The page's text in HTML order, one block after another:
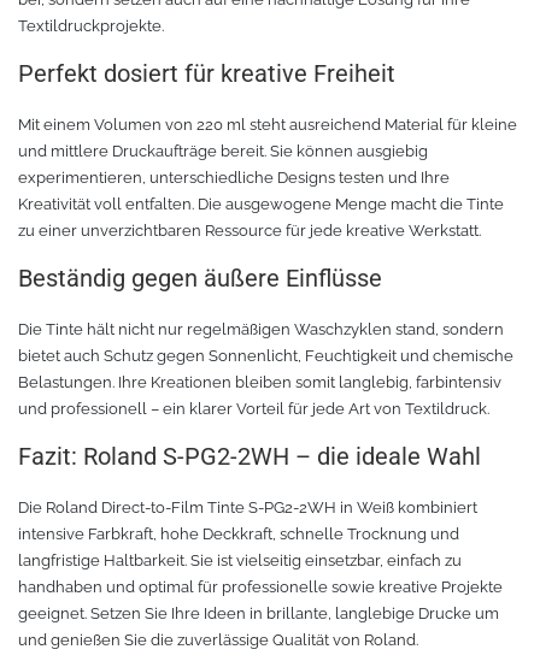
Sonnenschutzfolie für Gebäude
Solar Silber
Sunlight
Palisade
Farbkarte
Sublimationsmedien
Filament für 3D-Druck
PLA
PETG
ABS
Silikonmatten zum backen
Zubehör Schneideplotter
Verschiedene
Zubehör für Brother-Schneideplotter
Tinte
Sublimationsfarbe
Solvent Tinte
Direct to Film Tinte
Direct-to-Film Folie und Kleber
3D Drucker Zubehör
Textildruckprojekte.
Perfekt dosiert für kreative Freiheit
Mit einem Volumen von 220 ml steht ausreichend Material für kleine
und mittlere Druckaufträge bereit. Sie können ausgiebig
experimentieren, unterschiedliche Designs testen und Ihre
Kreativität voll entfalten. Die ausgewogene Menge macht die Tinte
zu einer unverzichtbaren Ressource für jede kreative Werkstatt.
Beständig gegen äußere Einflüsse
Die Tinte hält nicht nur regelmäßigen Waschzyklen stand, sondern
bietet auch Schutz gegen Sonnenlicht, Feuchtigkeit und chemische
Belastungen. Ihre Kreationen bleiben somit langlebig, farbintensiv
und professionell – ein klarer Vorteil für jede Art von Textildruck.
Fazit: Roland S-PG2-2WH – die ideale Wahl
Die Roland Direct-to-Film Tinte S-PG2-2WH in Weiß kombiniert
intensive Farbkraft, hohe Deckkraft, schnelle Trocknung und
langfristige Haltbarkeit. Sie ist vielseitig einsetzbar, einfach zu
handhaben und optimal für professionelle sowie kreative Projekte
geeignet. Setzen Sie Ihre Ideen in brillante, langlebige Drucke um
und genießen Sie die zuverlässige Qualität von Roland.